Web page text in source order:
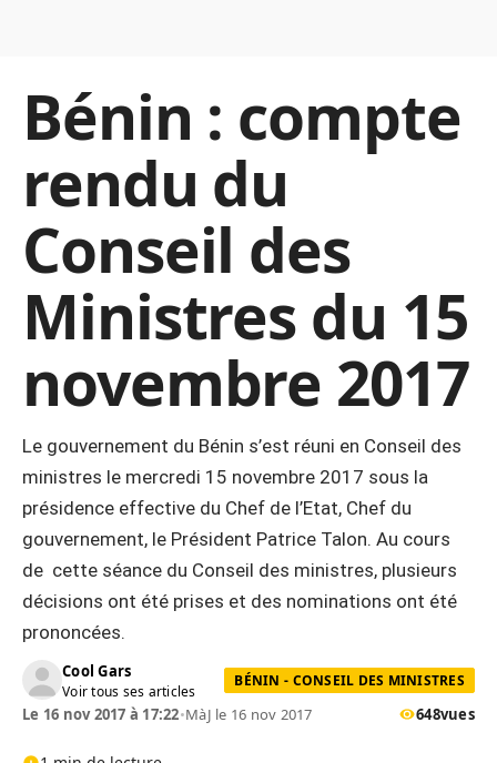
Bénin : compte
rendu du
Conseil des
Ministres du 15
novembre 2017
Le gouvernement du Bénin s’est réuni en Conseil des
ministres le mercredi 15 novembre 2017 sous la
présidence effective du Chef de l’Etat, Chef du
gouvernement, le Président Patrice Talon. Au cours
de cette séance du Conseil des ministres, plusieurs
décisions ont été prises et des nominations ont été
prononcées.
Cool Gars
Voir tous ses articles
BÉNIN - CONSEIL DES MINISTRES
Le 16 nov 2017 à 17:22•MàJ le 16 nov 2017 648vues